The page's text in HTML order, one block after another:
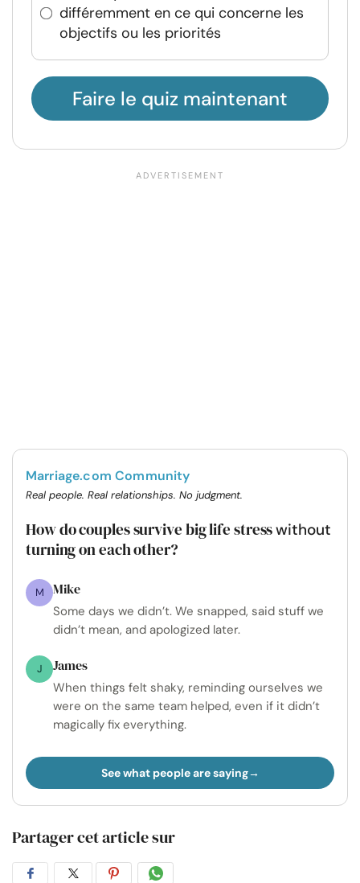
différemment en ce qui concerne les
objectifs ou les priorités
Faire le quiz maintenant
Marriage.com Community
Real people. Real relationships. No judgment.
How do couples survive big life stresswithout
turning on each other?
M Mike
Some days we didn’t. We snapped, said stuff we
didn’t mean, and apologized later.
J James
When things felt shaky, reminding ourselves we
were on the same team helped, even if it didn’t
magically fix everything.
See what people are saying
Partager cet article sur
PartagerPartagerPartagerPartager